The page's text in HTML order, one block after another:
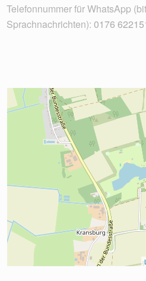
Telefonnummer für WhatsApp
Sprachnachrichten): 0176